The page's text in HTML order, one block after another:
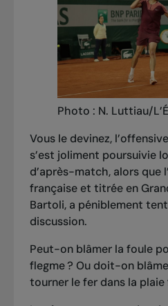
Photo : N. Luttiau/
Vous le devinez,
s’est joliment poursuivie
d’après-match, alors que
française et titrée en
Bartoli, a péniblement
discussion.
Peut-on blâmer la foule
flegme ? Ou doit-on
tourner le fer dans la plaie